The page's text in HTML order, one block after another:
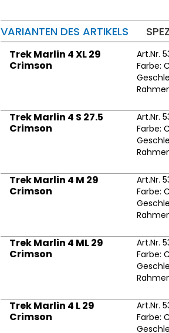
VARIANTEN DES ARTIKELS
Trek Marlin 4 XL 29
Crimson
Art.Nr.
Farbe:
Trek Marlin 4 S 27.5
Crimson
Art.Nr.
Farbe:
Trek Marlin 4 M 29
Crimson
Art.Nr.
Farbe:
Trek Marlin 4 ML 29
Crimson
Art.Nr.
Farbe:
Trek Marlin 4 L 29
Crimson
Art.Nr.
Farbe: